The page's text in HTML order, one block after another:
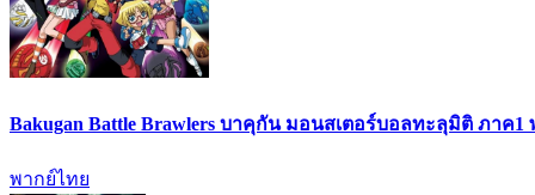
Bakugan Battle Brawlers บาคุกัน มอนสเตอร์บอลทะลุมิติ ภาค1
พากย์ไทย